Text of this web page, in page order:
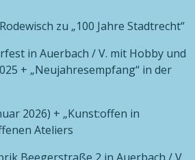
zu „100 Jahre Stadtrecht“
in Auerbach / V. mit Hobby und
+ „Neujahresempfang“ in der
2026) + „Kunst:offen in
Ateliers